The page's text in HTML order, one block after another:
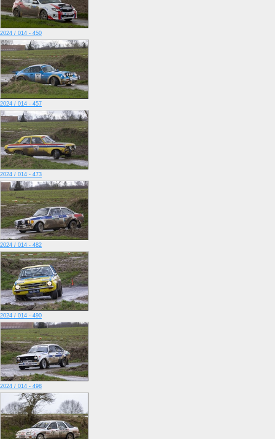
2024 / 014 - 450
2024 / 014 - 457
2024 / 014 - 473
2024 / 014 - 482
2024 / 014 - 490
2024 / 014 - 498